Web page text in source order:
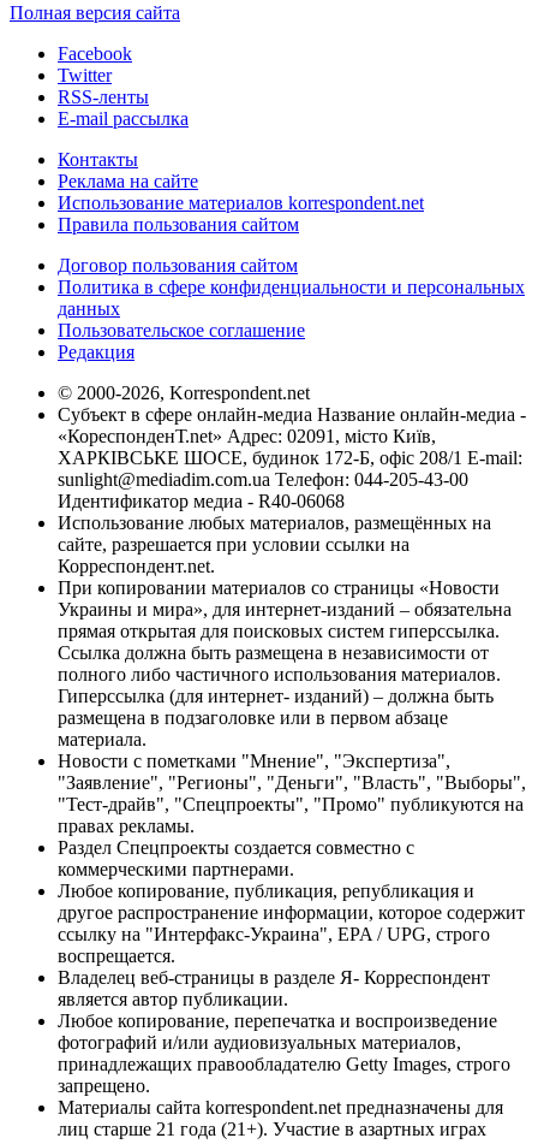
Полная версия сайта
Facebook
Twitter
RSS-ленты
E-mail рассылка
Контакты
Реклама на сайте
Использование материалов korrespondent.net
Правила пользования сайтом
Договор пользования сайтом
Политика в сфере конфиденциальности и персональных
данных
Пользовательское соглашение
Редакция
© 2000-2026, Korrespondent.net
Субъект в сфере онлайн-медиа Название онлайн-медиа -
«КореспонденТ.net» Адрес: 02091, місто Київ,
ХАРКІВСЬКЕ ШОСЕ, будинок 172-Б, офіс 208/1 E-mail:
sunlight@mediadim.com.ua Телефон: 044-205-43-00
Идентификатор медиа - R40-06068
Использование любых материалов, размещённых на
сайте, разрешается при условии ссылки на
Корреспондент.net.
При копировании материалов со страницы «Новости
Украины и мира», для интернет-изданий – обязательна
прямая открытая для поисковых систем гиперссылка.
Ссылка должна быть размещена в независимости от
полного либо частичного использования материалов.
Гиперссылка (для интернет- изданий) – должна быть
размещена в подзаголовке или в первом абзаце
материала.
Новости с пометками "Мнение", "Экспертиза",
"Заявление", "Регионы", "Деньги", "Власть", "Выборы",
"Тест-драйв", "Спецпроекты", "Промо" публикуются на
правах рекламы.
Раздел Спецпроекты создается совместно с
коммерческими партнерами.
Любое копирование, публикация, републикация и
другое распространение информации, которое содержит
ссылку на "Интерфакс-Украина", EPA / UPG, строго
воспрещается.
Владелец веб-страницы в разделе Я- Корреспондент
является автор публикации.
Любое копирование, перепечатка и воспроизведение
фотографий и/или аудиовизуальных материалов,
принадлежащих правообладателю Getty Images, строго
запрещено.
Материалы сайта korrespondent.net предназначены для
лиц старше 21 года (21+). Участие в азартных играх